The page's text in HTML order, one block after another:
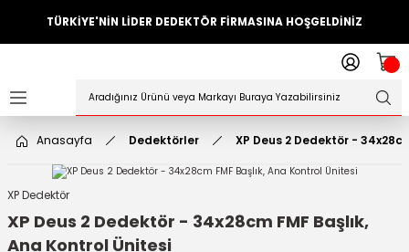
TÜRKİYE'NİN LİDER DEDEKTÖR FİRMASINA HOŞGELDİNİZ
Geri Dön
Anasayfa Dedektörler XP Deus 2 Dedektör -
XP Dedektör
XP Deus 2 Dedektör - 34x28cm FMF Başlık,
Ana Kontrol Ünitesi